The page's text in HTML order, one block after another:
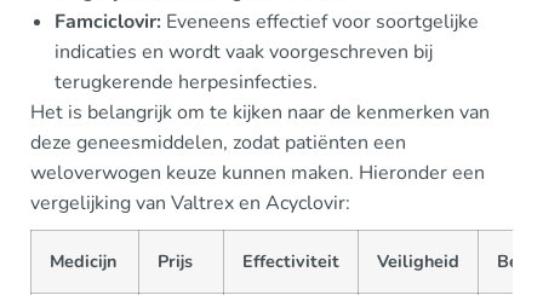
Famciclovir: Eveneens effectief voor soortgelijke
indicaties en wordt vaak voorgeschreven bij
terugkerende herpesinfecties.
Het is belangrijk om te kijken naar de kenmerken van
deze geneesmiddelen, zodat patiënten een
weloverwogen keuze kunnen maken. Hieronder een
vergelijking van Valtrex en Acyclovir:
Medicijn Prijs Effectiviteit Veiligheid